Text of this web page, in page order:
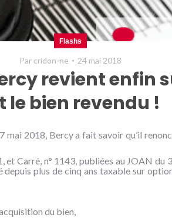
Flashs
Par cridon-ne 24 mai 2018
revient enfin
le bien revendu !
2018, Bercy a fait savoir qu’il
Carré, n° 1143, publiées au JOAN
plus de cinq ans taxable sur
du bien,